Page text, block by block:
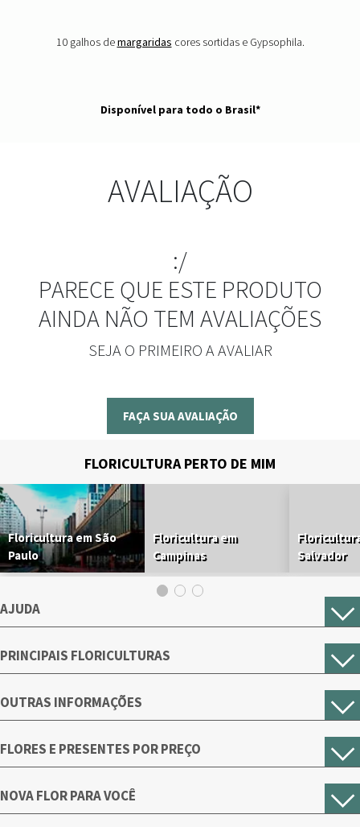
10 galhos demargaridas cores sortidas e Gypsophila.
Disponível para todo o Brasil*
AVALIAÇÃO
:/
PARECE QUE ESTE PRODUTO
AINDA NÃO TEM AVALIAÇÕES
SEJA O PRIMEIRO A AVALIAR
FAÇA SUA AVALIAÇÃO
FLORICULTURA PERTO DE MIM
Floricultura em São
Paulo
Floricultura em
Campinas
Salvador
AJUDA
PRINCIPAIS FLORICULTURAS
OUTRAS INFORMAÇÕES
FLORES E PRESENTES POR PREÇO
NOVA FLOR PARA VOCÊ